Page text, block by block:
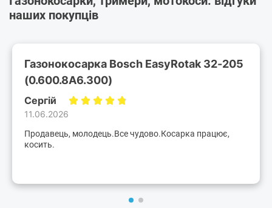
наших покупців
Газонокосарка Bosch EasyRotak 32-205
(0.600.8A6.300)
Сергій
11.06.2026
Продавець, молодець.Все чудово.Косарка працює,
косить.